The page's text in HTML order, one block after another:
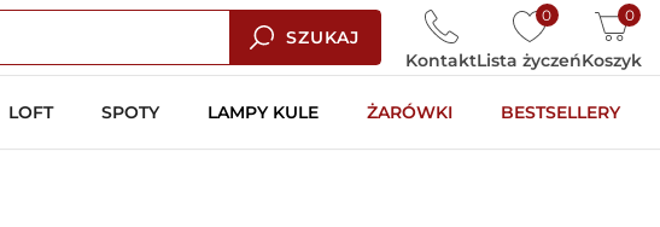
SZUKAJ
0
Lista życzeń
0
Koszyk
Kontakt
LOFT SPOTY LAMPY KULE ŻARÓWKI BESTSELLERY